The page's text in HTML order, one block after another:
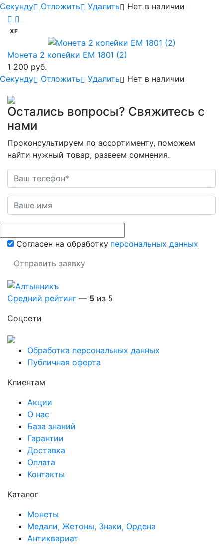
Cекунду
Отложить Удалить Нет в наличии
XF
Монета 2 копейки ЕМ 1801 (2)
1 200 руб.
Cекунду
Отложить Удалить Нет в наличии
Остались вопросы? Свяжитесь с
нами
Проконсультируем по ассортименту, поможем
найти нужный товар, развеем сомнения.
Согласен на обработку персональных данных
Отправить заявку
Средний рейтинг — 5 из 5
Соцсети
Обработка персональных данных
Публичная оферта
Клиентам
Акции
О нас
База знаний
Гарантии
Доставка
Оплата
Контакты
Каталог
Монеты
Медали, Жетоны, Знаки, Ордена
Антиквариат